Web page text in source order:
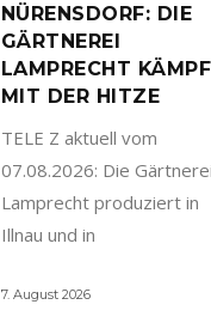
NÜRENSDORF: DIE
GÄRTNEREI
LAMPRECHT
MIT DER HITZE
TELE Z aktuell vom
07.08.2026: Die
Lamprecht produziert in
Illnau und in
7. August 2026